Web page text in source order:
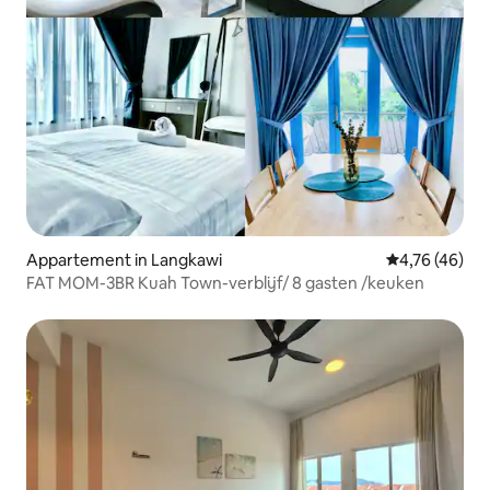
Appartement in Langkawi Gemiddelde
4,76 (46)
FAT MOM-3BR Kuah Town-verblijf/ 8 gasten /keuken